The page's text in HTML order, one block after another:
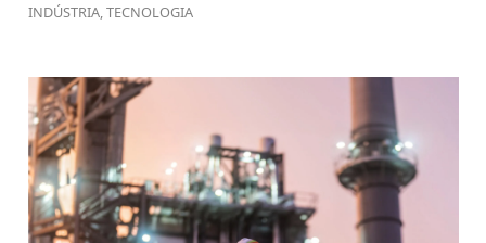
INDÚSTRIA, TECNOLOGIA